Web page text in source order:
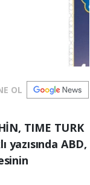
OL
TIME TURK
ABD,